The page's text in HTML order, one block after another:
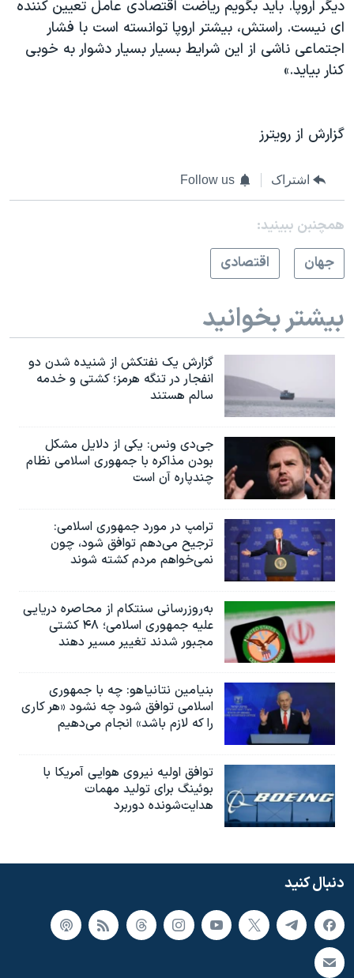
دیگر اروپا. باید بگویم ریاضت اقتصادی عامل تعیین کننده
ای نیست. راستش، بیشتر اروپا توانسته است با فشار
اجتماعی ناشی از این شرایط بسیار بسیار دشوار به خوبی
کنار بیاید.»
گزارش از رویترز
اشتراک Follow us
همچنبن ببینید:
جهان
اقتصادی
بیشتر بخوانید
گزارش یک نفتکش از شنیده شدن دو
انفجار در تنگه هرمز؛ کشتی و خدمه
سالم هستند
جی‌دی ونس: یکی از دلایل مشکل
بودن مذاکره با جمهوری اسلامی نظام
چندپاره آن است
ترامپ در مورد جمهوری اسلامی:
ترجیح می‌دهم توافق شود، چون
نمی‌خواهم مردم کشته شوند
به‌روزرسانی سنتکام از محاصره دریایی
علیه جمهوری اسلامی؛ ۴۸ کشتی
مجبور شدند تغییر مسیر دهند
بنیامین نتانیاهو: چه با جمهوری
اسلامی توافق شود چه نشود «هر کاری
را که لازم باشد» انجام می‌دهیم
توافق اولیه نیروی هوایی آمریکا با
بوئينگ برای تولید مهمات
هدایت‌شونده دوربرد
دنبال کنید